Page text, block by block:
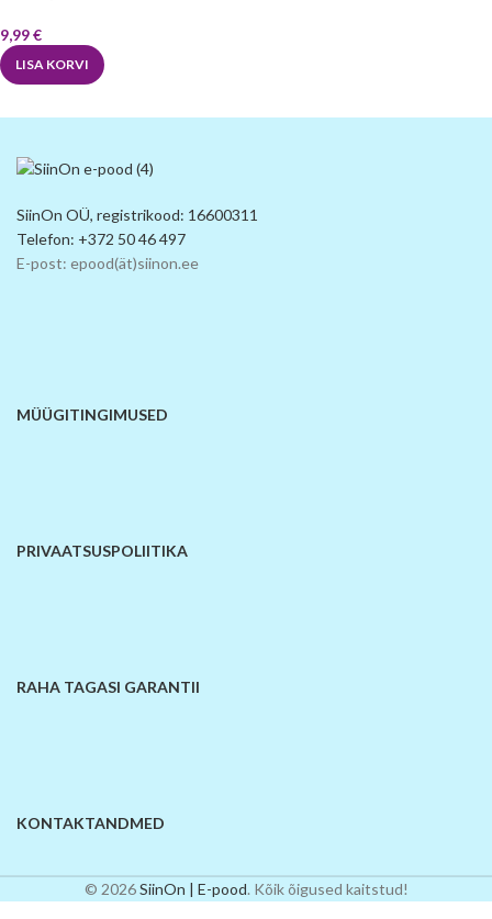
9,99€
LISA KORVI
SiinOn OÜ, registrikood: 16600311
Telefon: +372 50 46 497
E-post: epood(ät)siinon.ee
MÜÜGITINGIMUSED
PRIVAATSUSPOLIITIKA
RAHA TAGASI GARANTII
KONTAKTANDMED
© 2026SiinOn | E-pood. Kõik õigused kaitstud!